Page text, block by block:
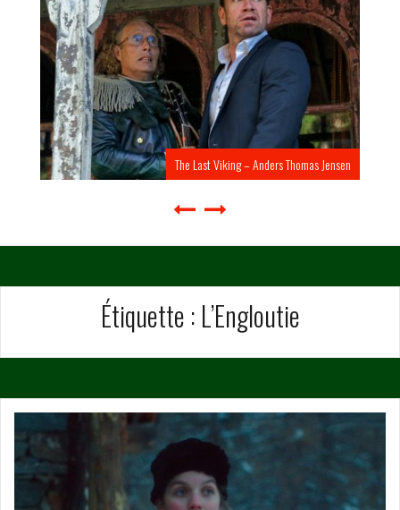
The Last Viking – Anders Thomas Jensen
Étiquette : L’Engloutie